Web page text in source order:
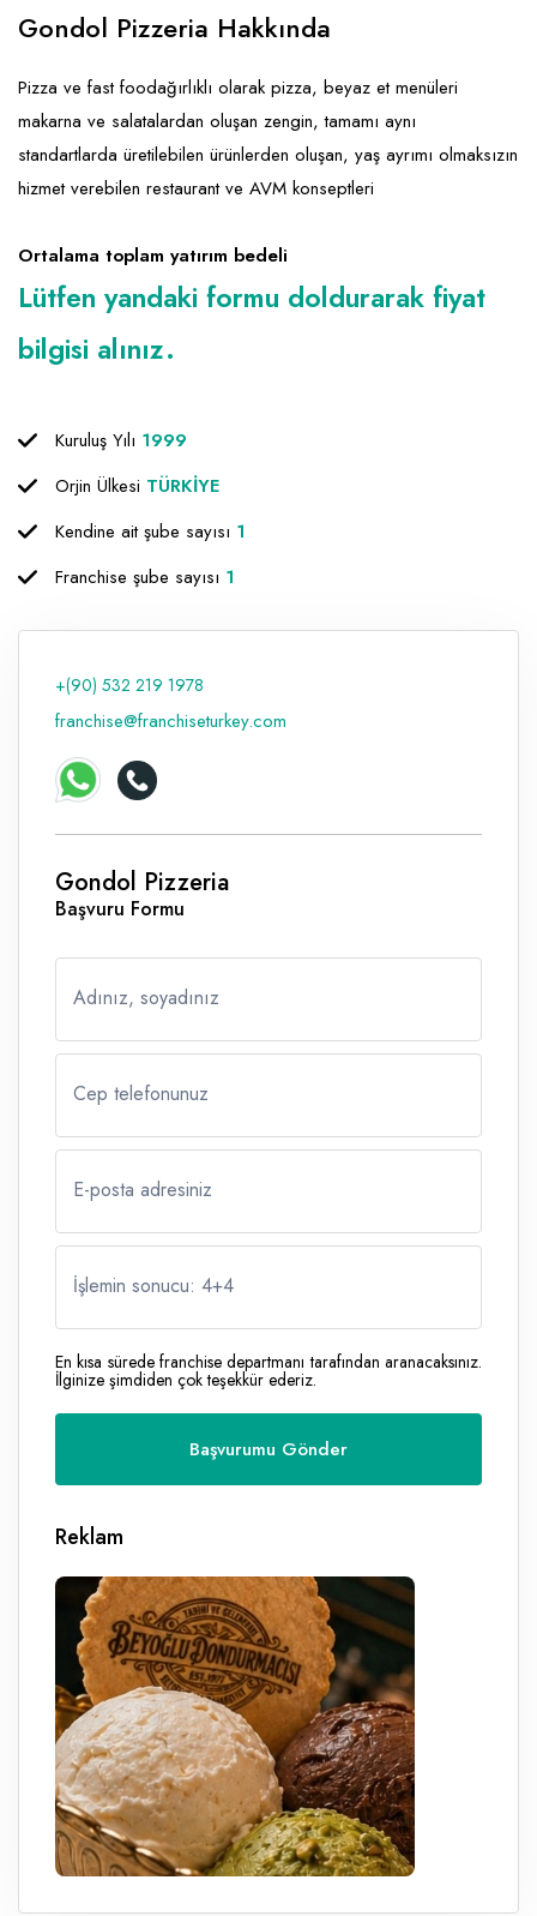
Sağlık Güzellik
Turizm - Eğlence
Mobilya ve Ev Tekstili
Oyuncak ve Hediyelik
Takı
Yapı Malzemesi - Hırdavat
Gıda ve Sarf Malzemeleri
Güvenlik - Temizlik
Giyim - Aksesuar
Hukuk - Marka - Patent ve Tercüme
Isıtma - Soğutma ve Havalandırma
Lojistik - Kargo ve Kurye
Matbaa - Fotoğraf
Mobilya Dekorasyon
Proje - İnşaat ve Tesisat
Raf ve Depo Sistemleri
Reklam - Tanıtım - PR ve İnternet
Seyahat - Rent A Car
Tabela - Dijital Baskı
Gondol Pizzeria Hakkında
Pizza ve fast foodağırlıklı olarak pizza, beyaz et menüleri
makarna ve salatalardan oluşan zengin, tamamı aynı
standartlarda üretilebilen ürünlerden oluşan, yaş ayrımı olmaksızın
hizmet verebilen restaurant ve AVM konseptleri
Ortalama toplam yatırım bedeli
Lütfen yandaki formu doldurarak fiyat
bilgisi alınız.
Kuruluş Yılı 1999
Orjin Ülkesi TÜRKİYE
Kendine ait şube sayısı 1
Franchise şube sayısı 1
+(90) 532 219 1978
franchise@franchiseturkey.com
Gondol Pizzeria
Başvuru Formu
Adınız, soyadınız
Cep telefonunuz
E-posta adresiniz
İşlemin sonucu: 4+4
En kısa sürede franchise departmanı tarafından aranacaksınız.
İlginize şimdiden çok teşekkür ederiz.
Reklam